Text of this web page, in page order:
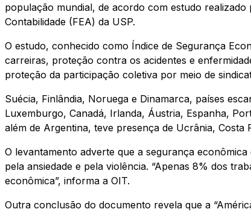
população mundial, de acordo com estudo
Contabilidade (FEA) da USP.
O estudo, conhecido como Índice de Segurança
carreiras, proteção contra os acidentes e
proteção da participação coletiva por meio de
Suécia, Finlândia, Noruega e Dinamarca, países
Luxemburgo, Canadá, Irlanda, Áustria, Espanha,
além de Argentina, teve presença de Ucrânia, Costa
O levantamento adverte que a segurança
pela ansiedade e pela violência. “Apenas 8% dos
econômica”, informa a OIT.
Outra conclusão do documento revela que a